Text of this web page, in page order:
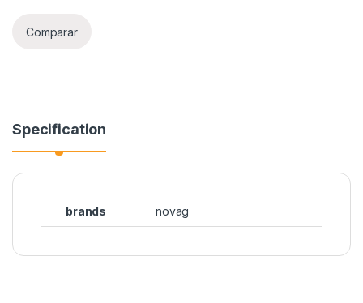
Comparar
Specification
brands novag